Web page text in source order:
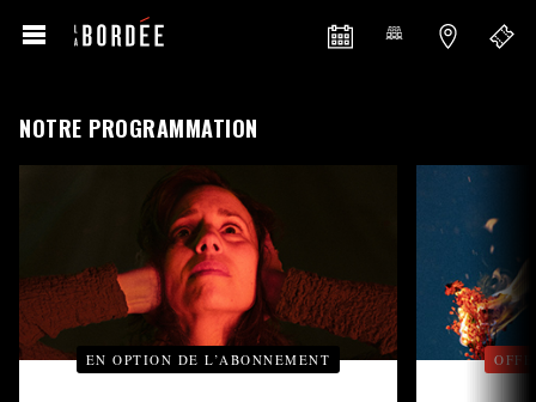
NOTRE PROGRAMMATION
EN OPTION DE L’ABONNEMENT